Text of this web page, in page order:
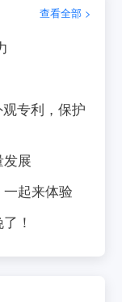
查看全部 >
专利，保护
展
起来体验
！